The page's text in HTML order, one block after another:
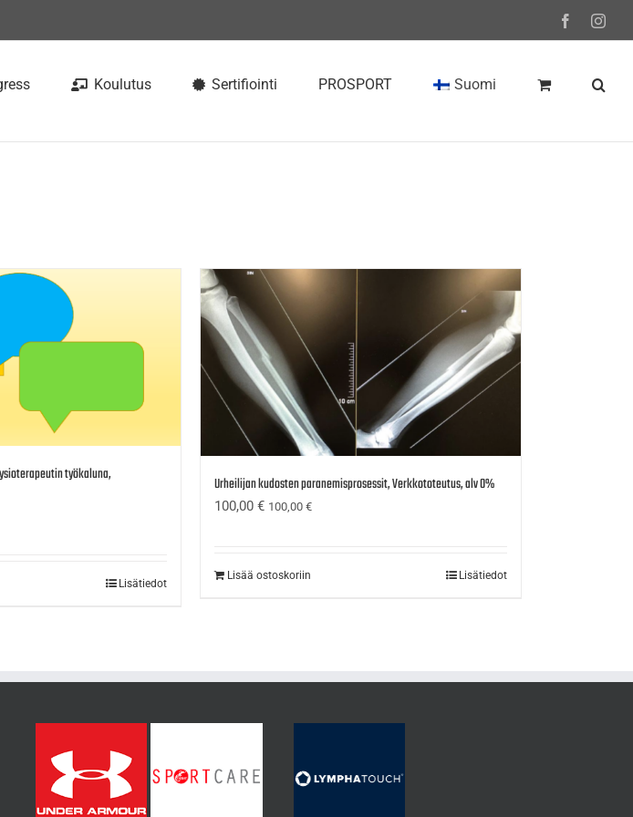
Facebook
Koulutus Sertifiointi PROSPORT Suomi
työkaluna,
Lisätiedot
Urheilijan kudosten paranemisprosessit, Verkkototeutus, alv 0%
100,00 € 100,00 €
Lisää ostoskoriin Lisätiedot